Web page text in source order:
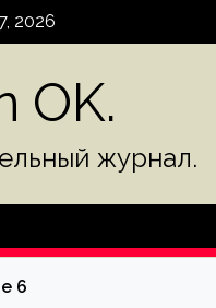
2026
OK.
журнал.
6